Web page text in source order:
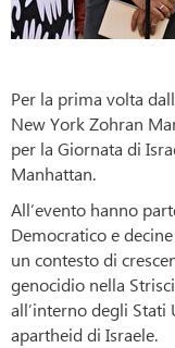
Per la prima volta
New York Zohran
per la Giornata di
Manhattan.
All’evento hanno
Democratico e
un contesto di
genocidio nella
all’interno degli
apartheid di Israele.